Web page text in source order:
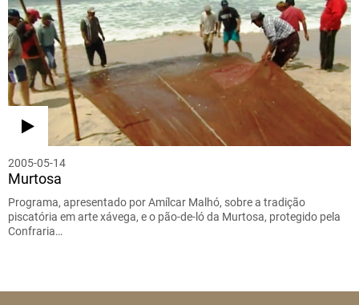
2005-05-14
Murtosa
Programa, apresentado por Amílcar Malhó, sobre a tradição
piscatória em arte xávega, e o pão-de-ló da Murtosa, protegido pela
Confraria…